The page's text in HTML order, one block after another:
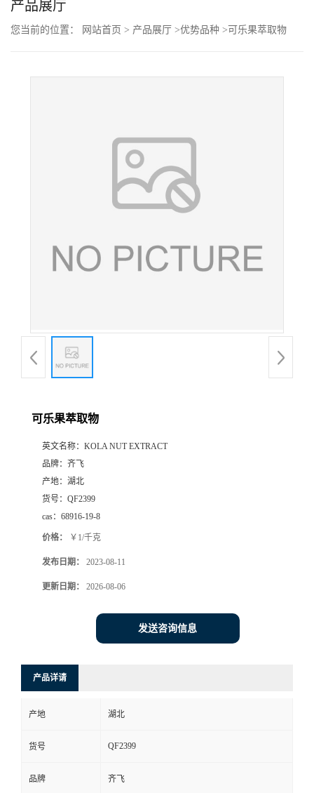
动
联
系
产品展厅
您当前的位置： 网站首页 > 产品展厅 >优势品种 > 可乐果萃取物
可乐果萃取物
英文名称： KOLA NUT EXTRACT
品牌： 齐飞
产地： 湖北
货号： QF2399
cas： 68916-19-8
价格： ￥1/千克
发布日期： 2023-08-11
更新日期： 2026-08-06
发送咨询信息
产品详请
产地 湖北
货号 QF2399
品牌 齐飞